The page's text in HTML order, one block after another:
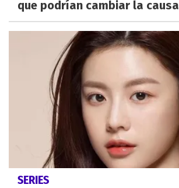
que podrían cambiar la causa
SERIES